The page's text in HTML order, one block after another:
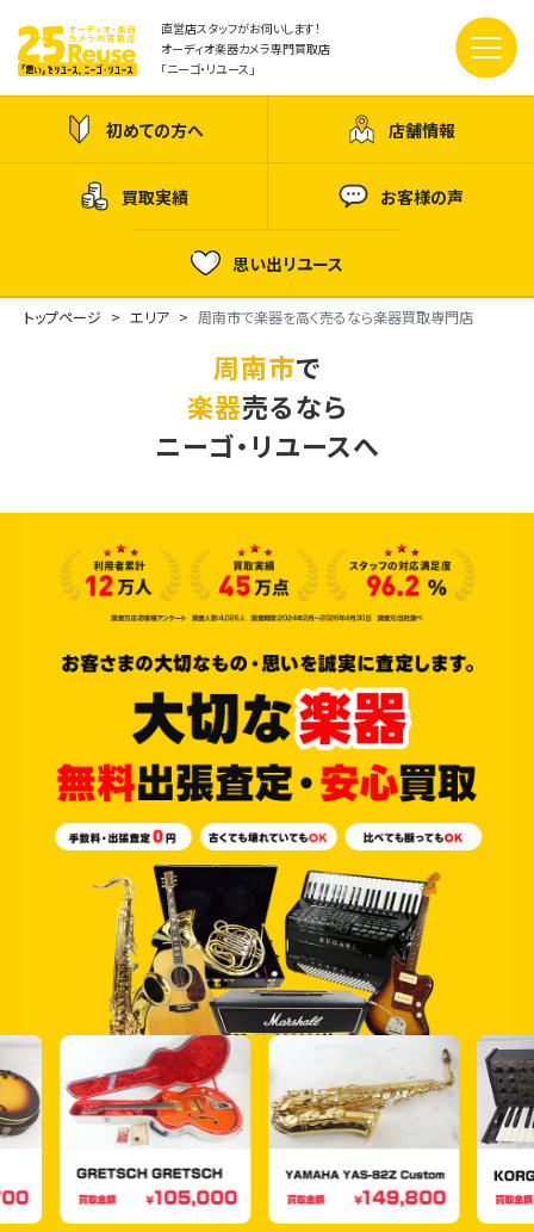
直営店スタッフがお伺いします！
オーディオ楽器カメラ専門買取店
「ニーゴ・リユース」
初めての方へ 店舗情報
買取実績 お客様の声
思い出リユース
トップページ エリア 周南市で楽器を高く売るなら楽器買取専門店
周南市で
楽器売るなら
ニーゴ・リユースへ